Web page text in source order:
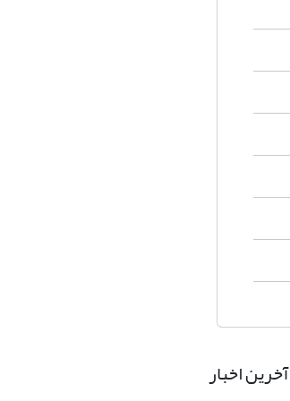
آخرین اخبار